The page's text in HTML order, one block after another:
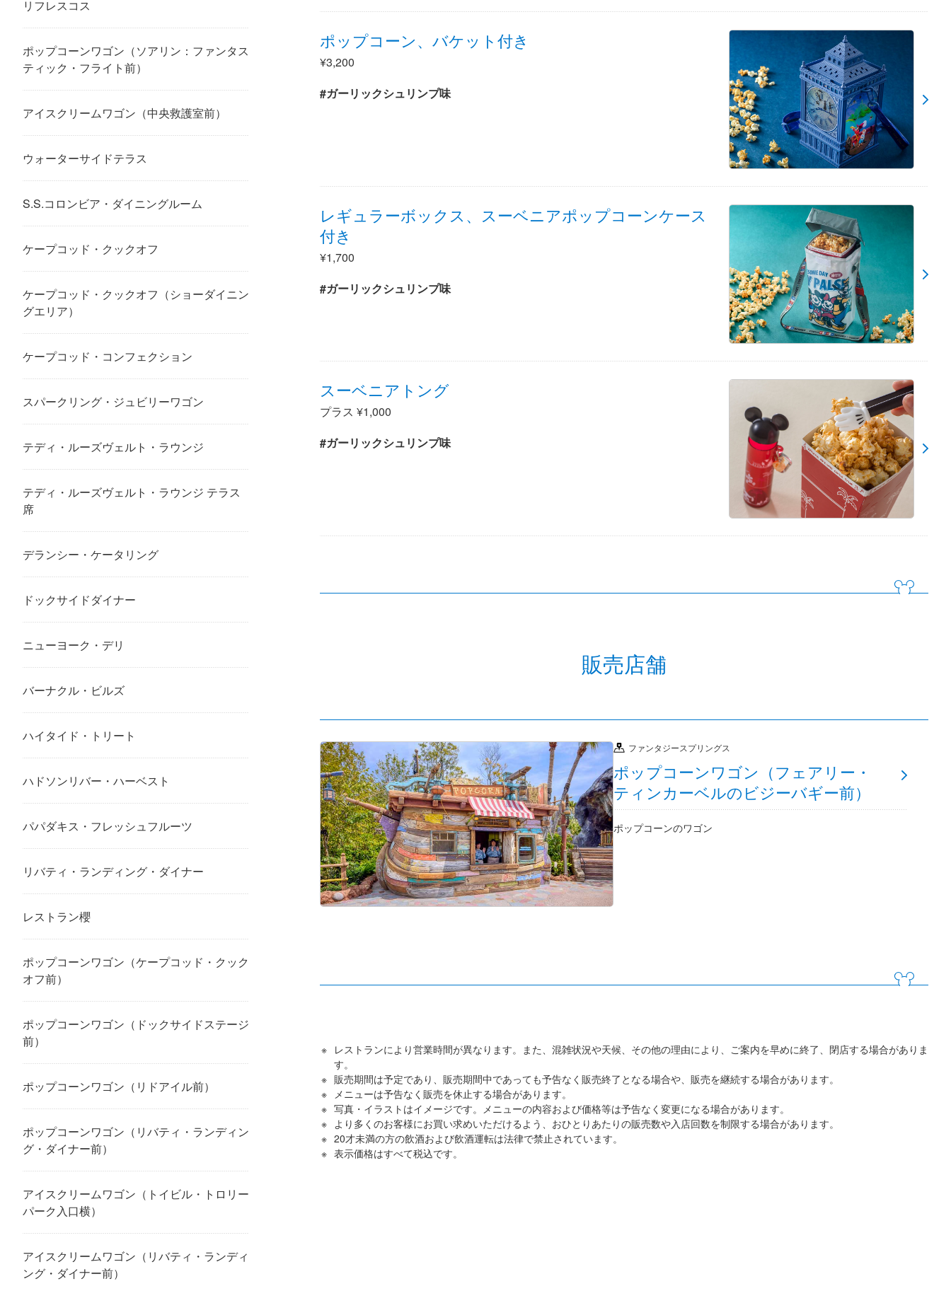
ポップコーン、バケット付き
¥3,200
#ガーリックシュリンプ味
レギュラーボックス、スーベニアポップコーンケース
付き
¥1,700
#ガーリックシュリンプ味
スーベニアトング
プラス ¥1,000
#ガーリックシュリンプ味
販売店舗
ファンタジースプリングス
ポップコーンワゴン（フェアリー・
ティンカーベルのビジーバギー前）
ポップコーンのワゴン
レストランにより営業時間が異なります。また、混雑状況や天候、その他の理由により、ご案内を早めに終了、閉店する場合がありま
す。
販売期間は予定であり、販売期間中であっても予告なく販売終了となる場合や、販売を継続する場合があります。
メニューは予告なく販売を休止する場合があります。
写真・イラストはイメージです。メニューの内容および価格等は予告なく変更になる場合があります。
より多くのお客様にお買い求めいただけるよう、おひとりあたりの販売数や入店回数を制限する場合があります。
20才未満の方の飲酒および飲酒運転は法律で禁止されています。
表⽰価格はすべて税込です。
リフレスコス
ポップコーンワゴン（ソアリン：ファンタス
ティック・フライト前）
アイスクリームワゴン（中央救護室前）
ウォーターサイドテラス
S.S.コロンビア・ダイニングルーム
ケープコッド・クックオフ
ケープコッド・クックオフ（ショーダイニン
グエリア）
ケープコッド・コンフェクション
スパークリング・ジュビリーワゴン
テディ・ルーズヴェルト・ラウンジ
テディ・ルーズヴェルト・ラウンジ テラス
席
デランシー・ケータリング
ドックサイドダイナー
ニューヨーク・デリ
バーナクル・ビルズ
ハイタイド・トリート
ハドソンリバー・ハーベスト
パパダキス・フレッシュフルーツ
リバティ・ランディング・ダイナー
レストラン櫻
ポップコーンワゴン（ケープコッド・クック
オフ前）
ポップコーンワゴン（ドックサイドステージ
前）
ポップコーンワゴン（リドアイル前）
ポップコーンワゴン（リバティ・ランディン
グ・ダイナー前）
アイスクリームワゴン（トイビル・トロリー
パーク入口横）
アイスクリームワゴン（リバティ・ランディ
ング・ダイナー前）